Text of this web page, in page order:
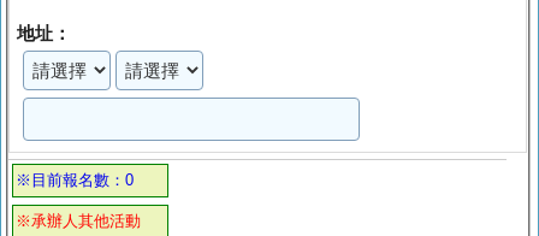
地址：
※目前報名數：0
※承辦人其他活動